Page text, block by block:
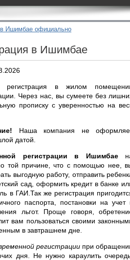
в Ишимбае официально
в Ишимбае
регистрация в жилом
Через нас, вы сумеете без
прописку с уверенностью на
Наша компания не
датой.
регистрации в Ишимбае
той причине, что с помощью нее,
выгодную работу, отправить
сад, оформить кредит в банке
в ГАИ.Так же регистрация
паспорта, постановки на учет
льгот. Проще говоря,
вам пользоваться своими
в завтрашнем дне.
регистрации при
дня. Не нужно караулить